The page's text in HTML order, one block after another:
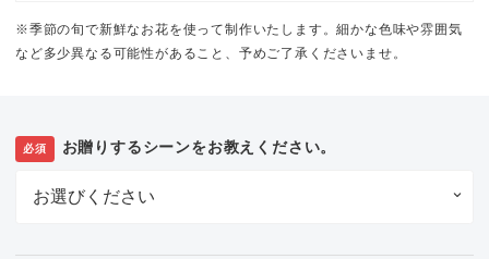
※季節の旬で新鮮なお花を使って制作いたします。細かな色味や雰囲気
など多少異なる可能性があること、予めご了承くださいませ。
必須 お贈りするシーンをお教えください。